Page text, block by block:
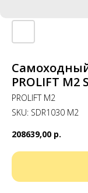
PROLIFT M2
PROLIFT M2
SKU: SDR1030 M2
208639,00 р.